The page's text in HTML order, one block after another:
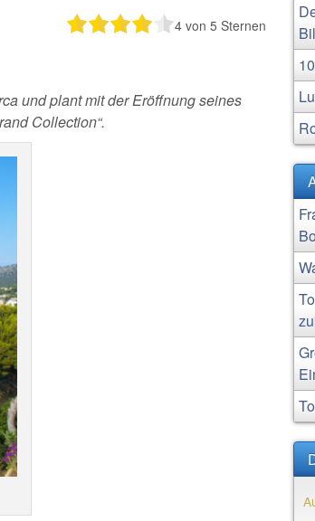
4 von 5 Sternen
und plant mit der Eröffnung seines
Collection“.